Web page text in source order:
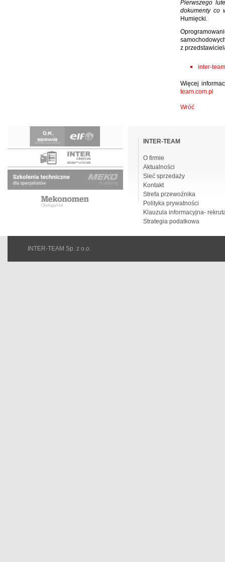
Pierwszego
dokumenty co
Humięcki.
z
inter-
Więcej
team.com.pl
Wróć
nawigacjeINTER-TEAM
O firmie
Aktualności
Sieć sprzedaży
Kontakt
Strefa przewoźnika
Polityka prywatności
Klauzula informacyjna-
Strategia podatkowa
INTER-TEAM Sp. z o.o.